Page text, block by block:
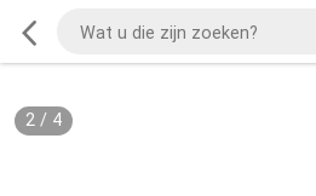
2/ 4